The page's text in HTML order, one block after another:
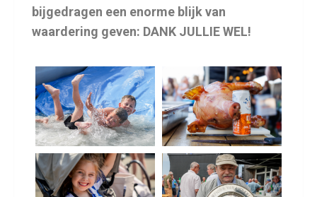
bijgedragen een enorme blijk van
waardering geven: DANK JULLIE WEL!